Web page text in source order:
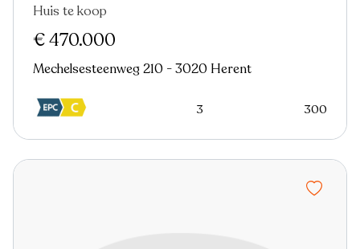
Nieuw
Huis te koop
€ 470.000
Mechelsesteenweg 210 - 3020 Herent
3 300